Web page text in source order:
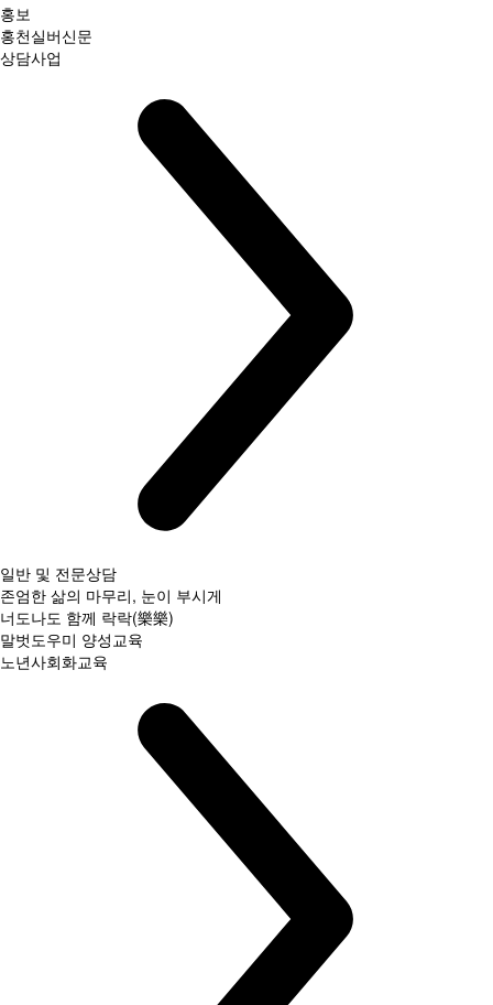
홍보
홍천실버신문
상담사업
일반 및 전문상담
존엄한 삶의 마무리, 눈이 부시게
너도나도 함께 락락(樂樂)
말벗도우미 양성교육
노년사회화교육